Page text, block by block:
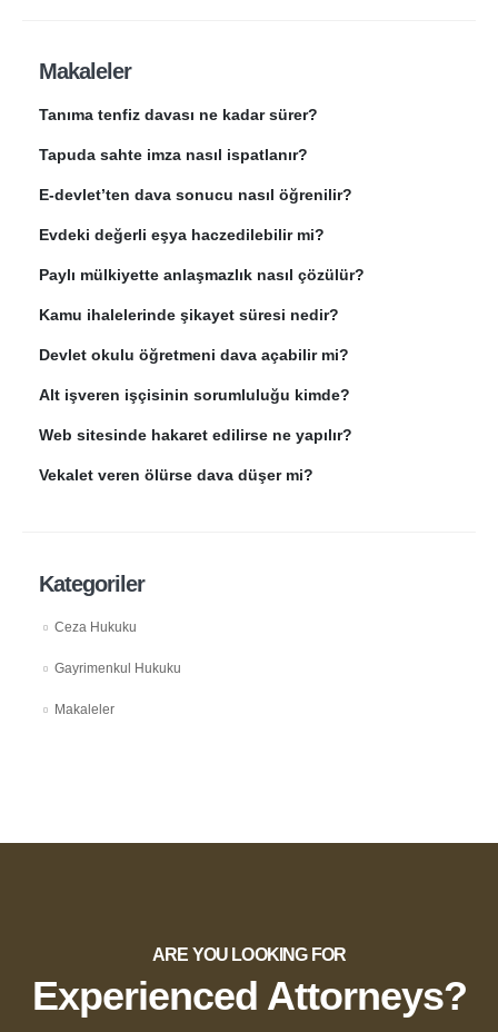
Makaleler
Tanıma tenfiz davası ne kadar sürer?
Tapuda sahte imza nasıl ispatlanır?
E-devlet’ten dava sonucu nasıl öğrenilir?
Evdeki değerli eşya haczedilebilir mi?
Paylı mülkiyette anlaşmazlık nasıl çözülür?
Kamu ihalelerinde şikayet süresi nedir?
Devlet okulu öğretmeni dava açabilir mi?
Alt işveren işçisinin sorumluluğu kimde?
Web sitesinde hakaret edilirse ne yapılır?
Vekalet veren ölürse dava düşer mi?
Kategoriler
Ceza Hukuku
Gayrimenkul Hukuku
Makaleler
ARE YOU LOOKING FOR
Experienced Attorneys?